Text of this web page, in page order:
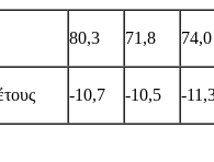
80,3 71,8 74,0
-10,7 -10,5 -